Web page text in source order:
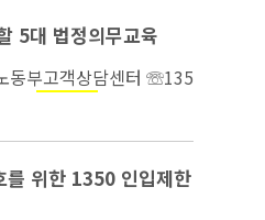
5대 법정의무교육
육
보건교육
를 위한 1350 인입제한